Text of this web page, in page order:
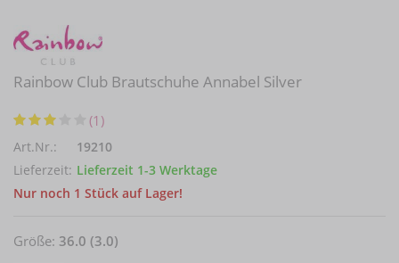
Rainbow Club Brautschuhe Annabel Silver
(1)
Art.Nr.:
19210
Lieferzeit: Lieferzeit 1-3 Werktage
Nur noch 1 Stück auf Lager!
Größe: 36.0 (3.0)